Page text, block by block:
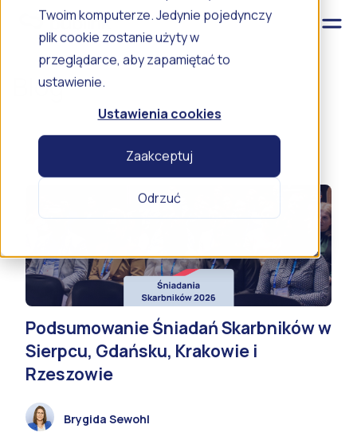
Twoim komputerze. Jedynie pojedynczy
plik cookie zostanie użyty w
przeglądarce, aby zapamiętać to
ustawienie.
Ustawienia cookies
Zaakceptuj
Odrzuć
Blog
Podsumowanie Śniadań Skarbników w
Sierpcu, Gdańsku, Krakowie i
Rzeszowie
Brygida Sewohl